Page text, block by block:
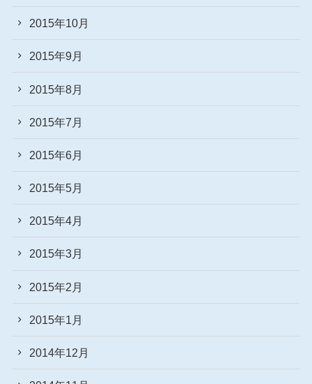
2015年10月
2015年9月
2015年8月
2015年7月
2015年6月
2015年5月
2015年4月
2015年3月
2015年2月
2015年1月
2014年12月